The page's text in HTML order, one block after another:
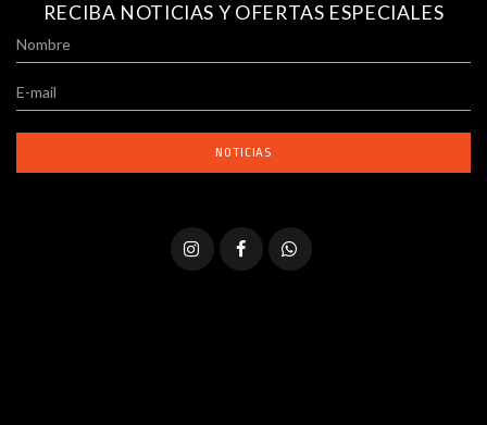
NEWSLETTER
RECIBA NOTICIAS Y OFERTAS ESPECIALES
NOTICIAS